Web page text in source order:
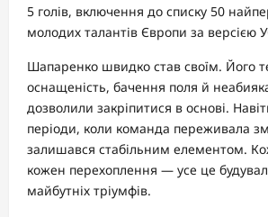
5 голів, включення до списку 50
молодих талантів Європи за версією
Шапаренко швидко став своїм. Його
оснащеність, бачення поля й
дозволили закріпитися в основі.
періоди, коли команда переживала
залишався стабільним елементом.
кожен перехоплення — усе це
майбутніх тріумфів.